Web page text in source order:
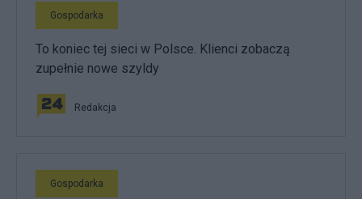
Gospodarka
To koniec tej sieci w Polsce. Klienci zobaczą
zupełnie nowe szyldy
Redakcja
Gospodarka